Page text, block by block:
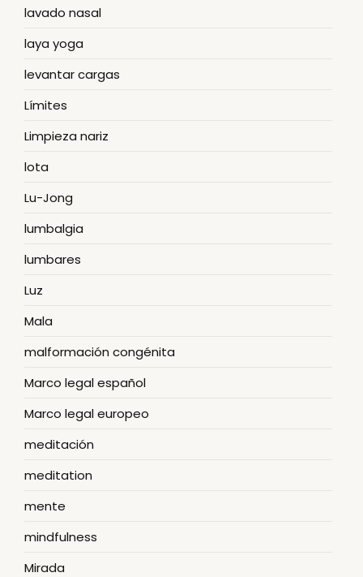
lavado nasal
laya yoga
levantar cargas
Límites
Limpieza nariz
lota
Lu-Jong
lumbalgia
lumbares
Luz
Mala
malformación congénita
Marco legal español
Marco legal europeo
meditación
meditation
mente
mindfulness
Mirada